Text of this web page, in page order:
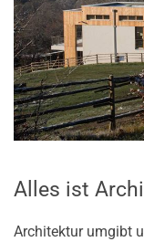
Alles ist
Architektur umgibt